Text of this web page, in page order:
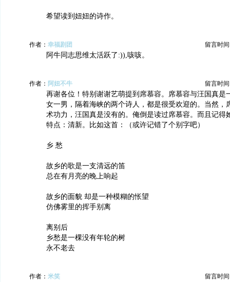
希望读到妞妞的诗作。
作者： 幸福剧团 留言时间
阿牛同志思维太活跃了:)),咳咳。
作者： 阿妞不牛 留言时间
再谢各位！特别谢谢艺萌提到席慕容。席慕容与汪国真是
女一男，隔着海峡的两个诗人，都是很受欢迎的。当然，
术功力，汪国真是没有的。俺倒是读过席慕容。而且记得
特点：清新。比如这首：（或许记错了个别字吧）
乡 愁
故乡的歌是一支清远的笛
总在有月亮的晚上响起
故乡的面貌 却是一种模糊的怅望
仿佛雾里的挥手别离
离别后
乡愁是一棵没有年轮的树
永不老去
作者： 米笑 留言时间